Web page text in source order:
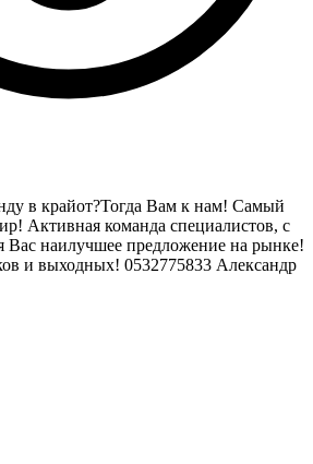
в крайот?Тогда Вам к нам! Самый
Активная команда специалистов, с
Вас наилучшее предложение на рынке!
и выходных! 0532775833 Александр